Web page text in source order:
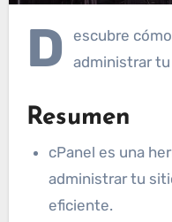
D
escubre
administrar
Resumen
cPanel es una
administrar tu
eficiente.